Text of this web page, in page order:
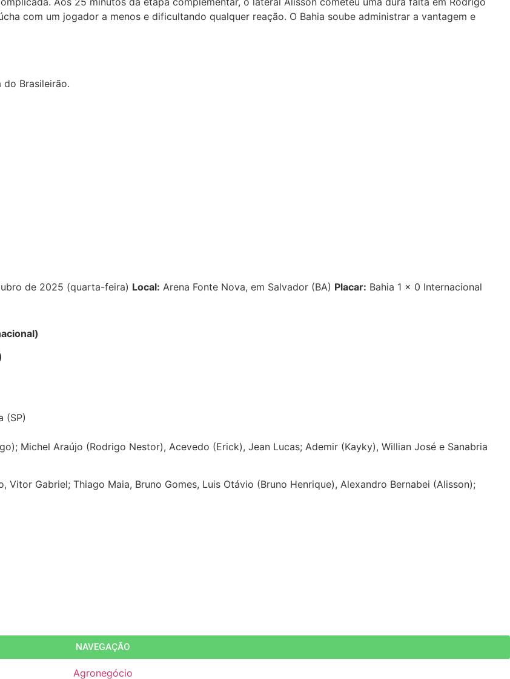
com um jogador a menos e dificultando qualquer reação. O Bahia soube administrar a vantagem e
Brasileirão.
de 2025 (quarta-feira) Local: Arena Fonte Nova, em Salvador (BA) Placar: Bahia 1 x 0 Internacional
(SP)
Michel Araújo (Rodrigo Nestor), Acevedo (Erick), Jean Lucas; Ademir (Kayky), Willian José e Sanabria
Vitor Gabriel; Thiago Maia, Bruno Gomes, Luis Otávio (Bruno Henrique), Alexandro Bernabei (Alisson);
NAVEGAÇÃO
Agronegócio